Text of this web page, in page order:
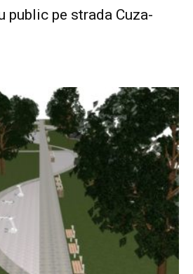
public pe strada Cuza-